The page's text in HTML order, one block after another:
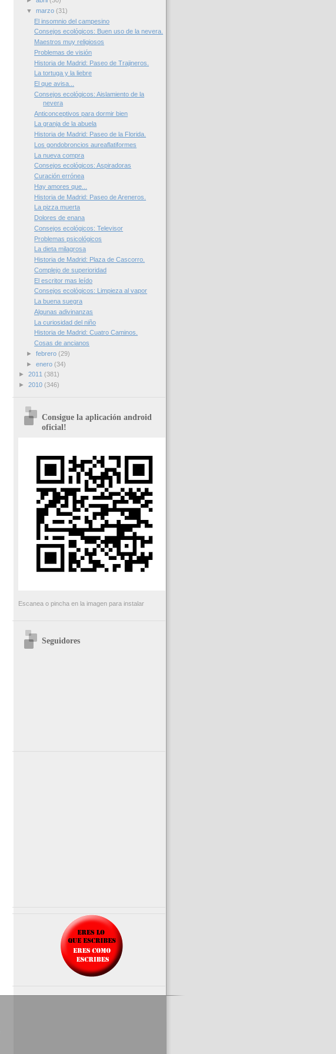
▼ marzo (31)
El insomnio del campesino
Consejos ecológicos: Buen uso de la nevera.
Maestros muy religiosos
Problemas de visión
Historia de Madrid: Paseo de Trajineros.
La tortuga y la liebre
El que avisa...
Consejos ecológicos: Aislamiento de la
nevera
Anticonceptivos para dormir bien
La granja de la abuela
Historia de Madrid: Paseo de la Florida.
Los gondobroncios aureaflatiformes
La nueva compra
Consejos ecológicos: Aspiradoras
Curación errónea
Hay amores que...
Historia de Madrid: Paseo de Areneros.
La pizza muerta
Dolores de enana
Consejos ecológicos: Televisor
Problemas psicológicos
La dieta milagrosa
Historia de Madrid: Plaza de Cascorro.
Complejo de superioridad
El escritor mas leído
Consejos ecológicos: Limpieza al vapor
La buena suegra
Algunas adivinanzas
La curiosidad del niño
Historia de Madrid: Cuatro Caminos.
Cosas de ancianos
► febrero (29)
► enero (34)
► 2011 (381)
► 2010 (346)
Consigue la aplicación android
oficial!
Escanea o pincha en la imagen para instalar
Seguidores